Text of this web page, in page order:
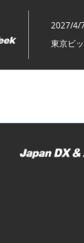
2027/4/
東京ビ